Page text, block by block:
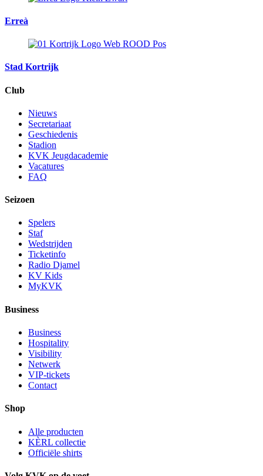
Erreà
Stad Kortrijk
Club
Nieuws
Secretariaat
Geschiedenis
Stadion
KVK Jeugdacademie
Vacatures
FAQ
Seizoen
Spelers
Staf
Wedstrijden
Ticketinfo
Radio Djamel
KV Kids
MyKVK
Business
Business
Hospitality
Visibility
Netwerk
VIP-tickets
Contact
Shop
Alle producten
KÈRL collectie
Officiële shirts